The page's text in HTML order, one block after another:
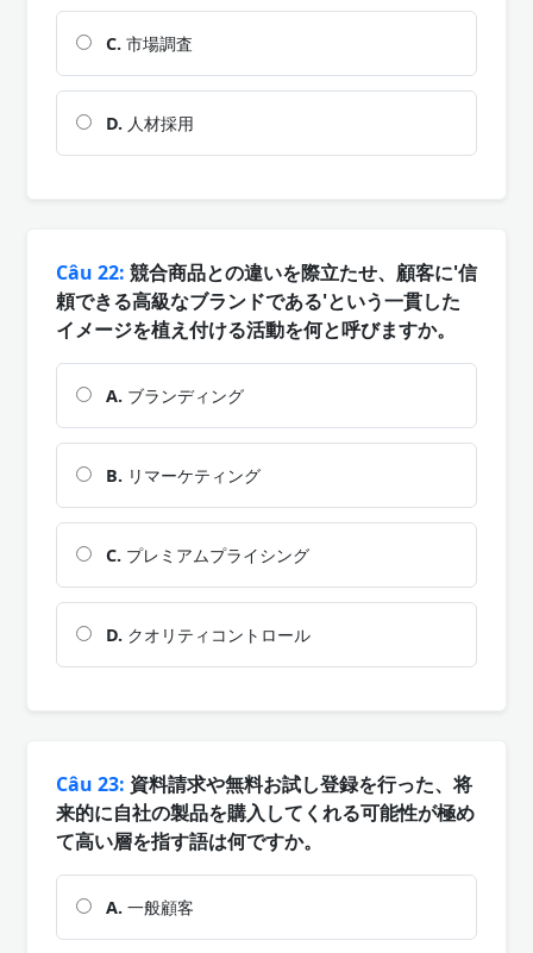
C. 市場調査
D. 人材採用
Câu 22: 競合商品との違いを際立たせ、顧客に'信
頼できる高級なブランドである'という一貫した
イメージを植え付ける活動を何と呼びますか。
A. ブランディング
B. リマーケティング
C. プレミアムプライシング
D. クオリティコントロール
Câu 23: 資料請求や無料お試し登録を行った、将
来的に自社の製品を購入してくれる可能性が極め
て高い層を指す語は何ですか。
A. 一般顧客